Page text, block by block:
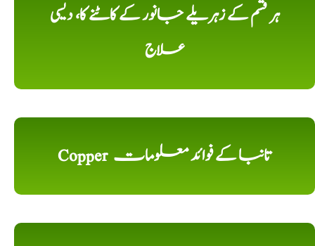
ہر قسم کے زہریلے جانور کے کاٹنے کا، دیسی
علاج
Copper تانبا کے فوائد معلومات